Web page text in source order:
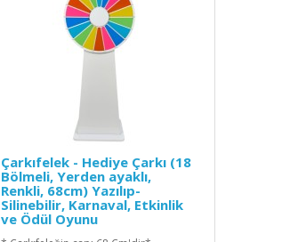
Çarkıfelek - Hediye Çarkı (18
Bölmeli, Yerden ayaklı,
Renkli, 68cm) Yazılıp-
Silinebilir, Karnaval, Etkinlik
ve Ödül Oyunu